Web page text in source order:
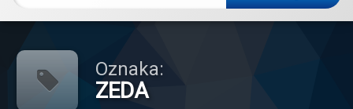
Oznaka:
ZEDA